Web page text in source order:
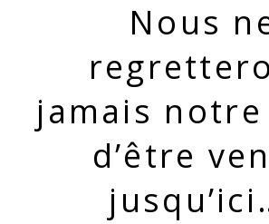
Nous
jamais
d’être